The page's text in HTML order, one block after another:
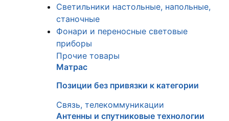
Светильники настольные, напольные,
станочные
Фонари и переносные световые
приборы
Прочие товары
Матрас
Позиции без привязки к категории
Связь, телекоммуникации
Антенны и спутниковые технологии